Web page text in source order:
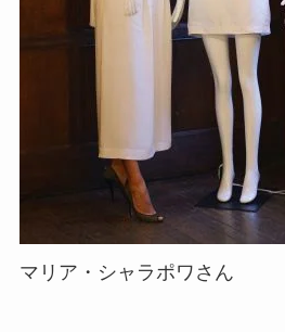
マリア・シャラポワさん